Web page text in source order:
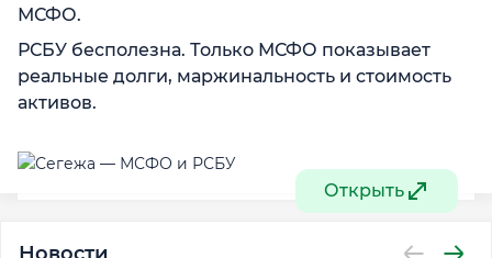
МСФО.
РСБУ бесполезна. Только МСФО показывает
реальные долги, маржинальность и стоимость
активов.
Открыть